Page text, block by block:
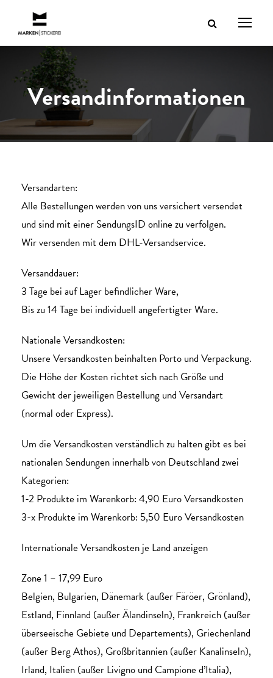
Versandinformationen
Versandarten:
Alle Bestellungen werden von uns versichert versendet
und sind mit einer SendungsID online zu verfolgen.
Wir versenden mit dem DHL-Versandservice.
Versanddauer:
3 Tage bei auf Lager befindlicher Ware,
Bis zu 14 Tage bei individuell angefertigter Ware.
Nationale Versandkosten:
Unsere Versandkosten beinhalten Porto und Verpackung.
Die Höhe der Kosten richtet sich nach Größe und
Gewicht der jeweiligen Bestellung und Versandart
(normal oder Express).
Um die Versandkosten verständlich zu halten gibt es bei
nationalen Sendungen innerhalb von Deutschland zwei
Kategorien:
1-2 Produkte im Warenkorb: 4,90 Euro Versandkosten
3-x Produkte im Warenkorb: 5,50 Euro Versandkosten
Internationale Versandkosten je Land anzeigen
Zone 1 – 17,99 Euro
Belgien, Bulgarien, Dänemark (außer Färöer, Grönland),
Estland, Finnland (außer Älandinseln), Frankreich (außer
überseeische Gebiete und Departements), Griechenland
(außer Berg Athos), Großbritannien (außer Kanalinseln),
Irland, Italien (außer Livigno und Campione d’Italia),